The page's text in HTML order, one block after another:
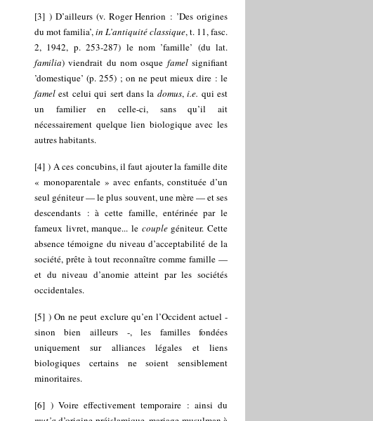
[3] ) D’ailleurs (v. Roger Henrion : ’Des origines
du mot familia’,in L’antiquité classique, t. 11, fasc.
2, 1942, p. 253-287) le nom ’famille’ (du lat.
familia) viendrait du nom osque famelsignifiant
’domestique’ (p. 255) ; on ne peut mieux dire : le
famel est celui qui sert dans la domus,i.e. qui est
un familier en celle-ci, sans qu’il ait
nécessairement quelque lien biologique avec les
autres habitants.
[4]) A ces concubins, il faut ajouter la famille dite
« monoparentale » avec enfants, constituée d’un
seul géniteur — le plus souvent, une mère — et ses
descendants : à cette famille, entérinée par le
fameux livret, manque... le couplegéniteur. Cette
absence témoigne du niveau d’acceptabilité de la
société, prête à tout reconnaître comme famille —
et du niveau d’anomie atteint par les sociétés
occidentales.
[5]) On ne peut exclure qu’en l’Occident actuel -
sinon bien ailleurs -, les familles fondées
uniquement sur alliances légales et liens
biologiques certains ne soient sensiblement
minoritaires.
[6] ) Voire effectivement temporaire : ainsi du